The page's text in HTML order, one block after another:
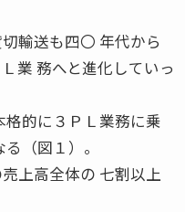
輸送も四〇 年代から
業 務へと進化していっ
格的に３ＰＬ業務に乗
（図１）。
上高全体の 七割以上